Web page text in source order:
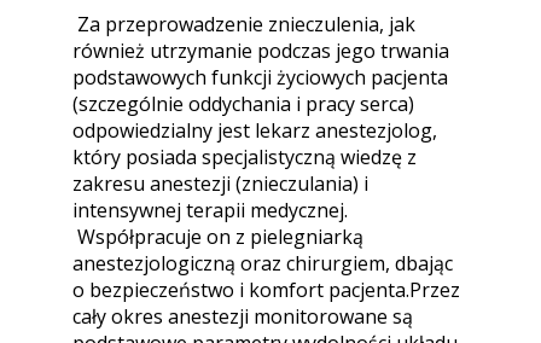
Za przeprowadzenie znieczulenia, jak
również utrzymanie podczas jego trwania
podstawowych funkcji życiowych pacjenta
(szczególnie oddychania i pracy serca)
odpowiedzialny jest lekarz anestezjolog,
który posiada specjalistyczną wiedzę z
zakresu anestezji (znieczulania) i
intensywnej terapii medycznej.
Współpracuje on z pielegniarką
anestezjologiczną oraz chirurgiem, dbając
o bezpieczeństwo i komfort pacjenta.Przez
cały okres anestezji monitorowane są